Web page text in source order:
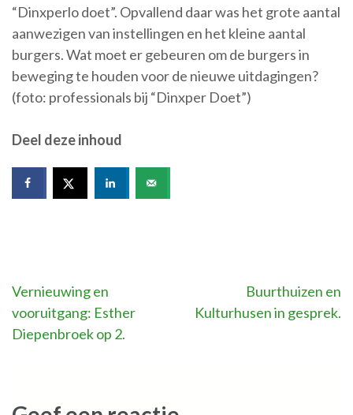
“Dinxperlo doet”. Opvallend daar was het grote aantal
aanwezigen van instellingen en het kleine aantal
burgers. Wat moet er gebeuren om de burgers in
beweging te houden voor de nieuwe uitdagingen?
(foto: professionals bij “Dinxper Doet”)
Deel deze inhoud
Bericht
navigatie
Vernieuwing en
vooruitgang: Esther
Diepenbroek op 2.
Buurthuizen en
Kulturhusen in gesprek.